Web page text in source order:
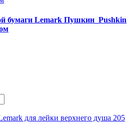
бумаги Lemark Пушкин_Pushkin